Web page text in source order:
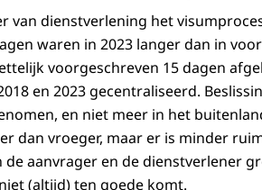
van dienstverlening het
waren in 2023 langer dan in
voorgeschreven 15 dagen
en 2023 gecentraliseerd.
en niet meer in het
dan vroeger, maar er is minder
aanvrager en de dienstverlener
(altijd) ten goede komt.